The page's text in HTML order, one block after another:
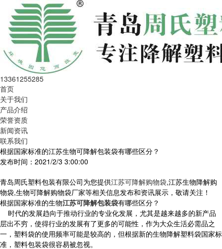
13361255285
首页
关于我们
产品介绍
荣誉资质
新闻资讯
联系我们
根据国家标准的江苏生物可降解包装袋有哪些区分？
发布时间：2021/2/3 3:00:00
青岛周氏塑料包装有限公司为您提供江苏可降解购物袋,江苏生物降解购
物袋,生物可降解购物袋厂家等相关信息发布和资讯展示，敬请关注！
根据国家标准的生物江苏可降解包装袋有哪些区分？
时代的发展趋向于推动行业的专业化发展，尤其是越来越多的新产品
层出不穷，使得行业的发展有了更多的可能性，作为大众生活必需品之
一，塑料袋的使用频率可能是较高的，但根据新的生物降解塑料袋国家标
准，塑料包装袋很容易被忽视。